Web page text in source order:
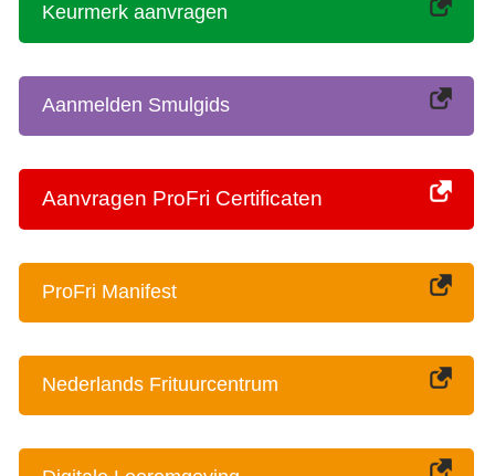
Keurmerk aanvragen
Aanmelden Smulgids
Aanvragen ProFri Certificaten
ProFri Manifest
Nederlands Frituurcentrum